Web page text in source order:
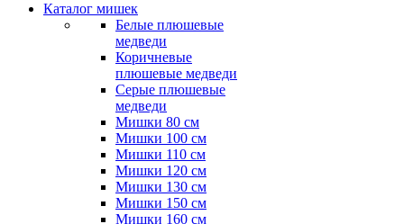
Каталог мишек
Белые плюшевые
медведи
Коричневые
плюшевые медведи
Серые плюшевые
медведи
Мишки 80 см
Мишки 100 см
Мишки 110 см
Мишки 120 см
Мишки 130 см
Мишки 150 см
Мишки 160 см